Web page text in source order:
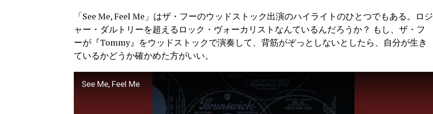
「See Me, Feel Me」はザ・フーのウッドストック出演のハイライトのひとつでもある。ロジ
ャー・ダルトリーを超えるロック・ヴォーカリストなんているんだろうか？ もし、ザ・フ
ーが『Tommy』をウッドストックで演奏して、背筋がぞっとしないとしたら、自分が生き
ているかどうか確かめた方がいい。
See Me, Feel Me